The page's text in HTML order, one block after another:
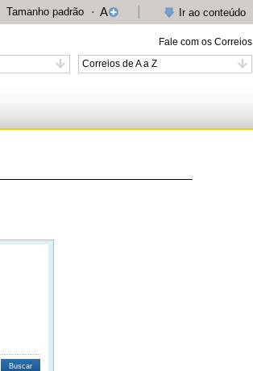
Ir ao conteúdo
A
Tamanho padrão
Fale com os Correios
Correios de A a Z
Buscar